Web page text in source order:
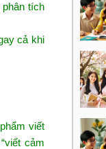
phân tích
cả khi
viết
cảm